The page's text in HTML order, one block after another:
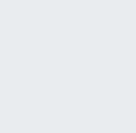
sfaturi
aplicații care